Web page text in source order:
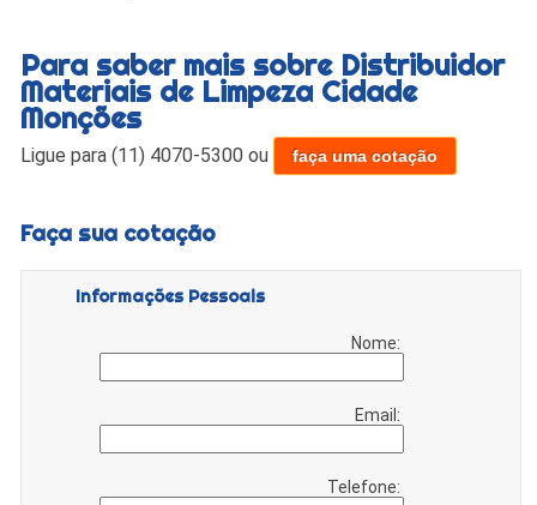
Para saber mais sobre Distribuidor
Materiais de Limpeza Cidade
Monções
Ligue para(11) 4070-5300 ou faça uma cotação
Faça sua cotação
Informações Pessoais
Nome:
Email:
Telefone: